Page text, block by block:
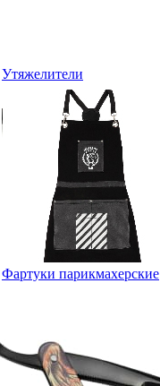
Утяжелители
Фартуки парикмахерские